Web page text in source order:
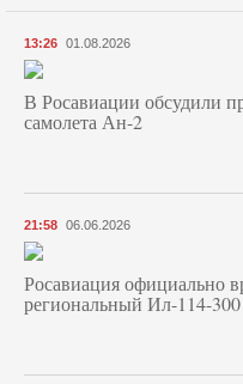
13:26 01.08.2026
В Росавиации обсудили
самолета Ан-2
21:58 06.06.2026
Росавиация официально
региональный Ил-114-300